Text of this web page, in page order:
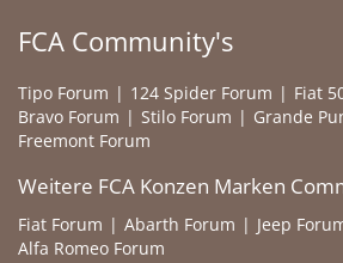
FCA Community's
Tipo Forum 124 Spider Forum
Fiat
Bravo Forum
Stilo Forum
Grande
Freemont Forum
Weitere FCA Konzen Marken
Fiat Forum Abarth Forum Jeep
Alfa Romeo Forum